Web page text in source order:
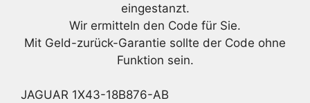
eingestanzt.
Wir ermitteln den Code für Sie.
Mit Geld-zurück-Garantie sollte der Code ohne
Funktion sein.
JAGUAR 1X43-18B876-AB